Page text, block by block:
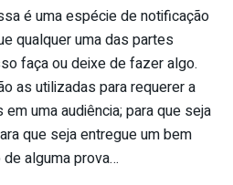
é uma espécie de notificação
qualquer uma das partes
faça ou deixe de fazer algo.
as utilizadas para requerer a
uma audiência; para que seja
que seja entregue um bem
alguma prova…